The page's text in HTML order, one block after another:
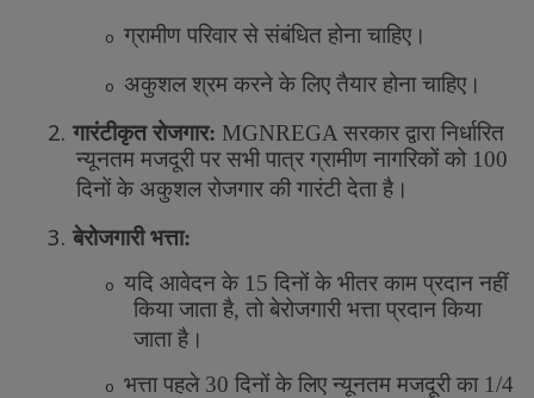
o ग्रामीण परिवार से संबंधित होना चाहिए।
o अकुशल श्रम करने के लिए तैयार होना चाहिए।
2. गारंटीकृत रोजगार: MGNREGA सरकार द्वारा निर्धारित
न्यूनतम मजदूरी पर सभी पात्र ग्रामीण नागरिकों को 100
दिनों के अकुशल रोजगार की गारंटी देता है।
3. बेरोजगारी भत्ता:
o यदि आवेदन के 15 दिनों के भीतर काम प्रदान नहीं
किया जाता है, तो बेरोजगारी भत्ता प्रदान किया
जाता है।
o भत्ता पहले 30 दिनों के लिए न्यूनतम मजदूरी का 1/4